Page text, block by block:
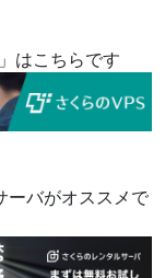
はこちらです
ーバがオススメで